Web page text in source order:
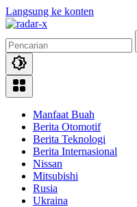
Langsung ke konten
Manfaat Buah
Berita Otomotif
Berita Teknologi
Berita Internasional
Nissan
Mitsubishi
Rusia
Ukraina